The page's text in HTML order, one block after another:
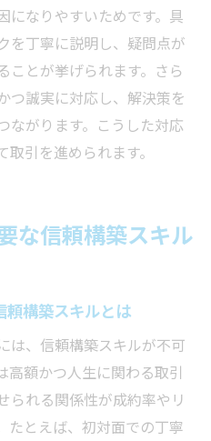
になりやすいためです。具
を丁寧に説明し、疑問点が
ことが挙げられます。さら
つ誠実に対応し、解決策を
ながります。こうした対応
引を進められます。
な信頼構築スキル
頼構築スキルとは
は、信頼構築スキルが不可
額かつ人生に関わる取引
られる関係性が成約率やリ
たとえば、初対面での丁寧